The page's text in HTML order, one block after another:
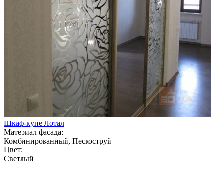
Шкаф-купе Лотал
Материал фасада:
Комбинированный, Пескоструй
Цвет:
Светлый